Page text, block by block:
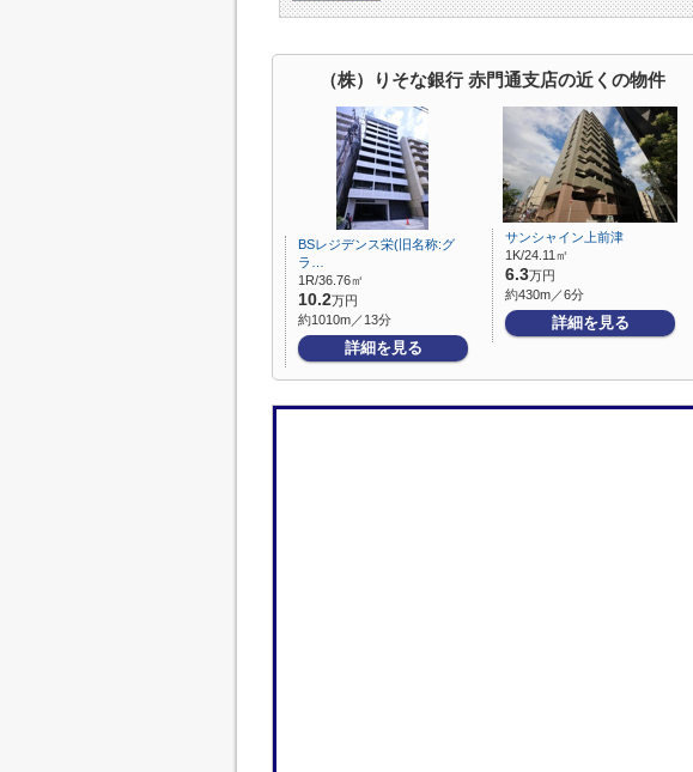
（株）りそな銀行 赤門通支店の近くの物件
BSレジデンス栄(旧名称:グ
ラ…
1R/36.76㎡
10.2万円
約1010m／13分
詳細を見る
サンシャイン上前津
1K/24.11㎡
6.3万円
約430m／6分
詳細を見る